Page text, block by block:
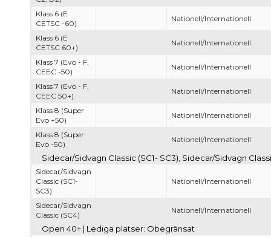
Klass 6 (E
CETSC -60)
Nationell/Internationell
Klass 6 (E
CETSC 60+)
Nationell/Internationell
Klass 7 (Evo - F,
CEEC -50)
Nationell/Internationell
Klass 7 (Evo - F,
CEEC 50+)
Nationell/Internationell
Klass 8 (Super
Evo +50)
Nationell/Internationell
Klass 8 (Super
Evo -50)
Nationell/Internationell
Sidecar/Sidvagn Classic (SC1- SC3), Sidecar/Sidvagn
Sidecar/Sidvagn
Classic (SC1-
SC3)
Nationell/Internationell
Sidecar/Sidvagn
Classic (SC4)
Nationell/Internationell
Open 40+ | Lediga platser: Obegränsat